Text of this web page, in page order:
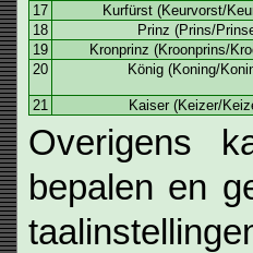
17
Kurfürst (Keurvorst/
18
Prinz (Prins/
19
Kronprinz (Kroonprins/
20
König (Koning/
21
Kaiser (Keizer/
Overigens
bepalen en